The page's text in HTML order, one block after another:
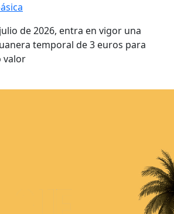
de 2026, entra en vigor una
temporal de 3 euros para
valor